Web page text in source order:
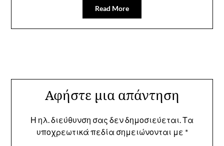
Read More
Αφήστε μια απάντηση
Η ηλ. διεύθυνση σας δεν δημοσιεύεται.Τα
υποχρεωτικά πεδία σημειώνονται με *